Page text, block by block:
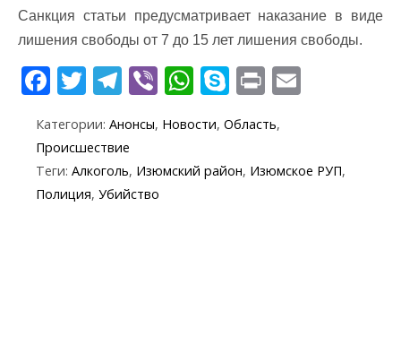
Санкция статьи предусматривает наказание в виде
лишения свободы от 7 до 15 лет лишения свободы.
F
e
b
o
T
itt
er
T
e
gr
a
Vi
er
W
at
s
S
k
y
p
Pr
t
l
Категории: Анонсы, Новости, Область,
Происшествие
Теги: Алкоголь, Изюмский район, Изюмское РУП,
Полиция, Убийство